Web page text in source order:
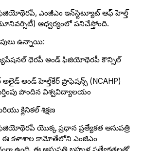
ఎంజీఎం ఇన్‌స్టిట్యూట్ ఆఫ్ హెల్త్
ఆధ్వర్యంలో పనిచేస్తోంది.
ఉన్నాయి:
థెరపీ అండ్ ఫిజియోథెరపీ కౌన్సిల్
అండ్ హెల్త్‌కేర్ ప్రొఫెషన్స్ (NCAHP)
పొందిన విశ్వవిద్యాలయం
క్లినికల్ శిక్షణ
యొక్క ప్రధాన ప్రత్యేకత ఆసుపత్రి
ఈ కళాశాల కామోతేలోని ఎంజీఎం